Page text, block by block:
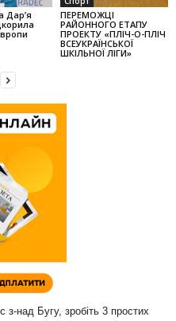
Дар’я
ПЕРЕМОЖЦІ
РАЙОННОГО ЕТАПУ
ПРОЕКТУ «ПЛІЧ-О-ПЛІЧ
ВСЕУКРАЇНСЬКОЇ
ШКІЛЬНОЇ ЛІГИ»
над Бугу, зробіть 3 простих